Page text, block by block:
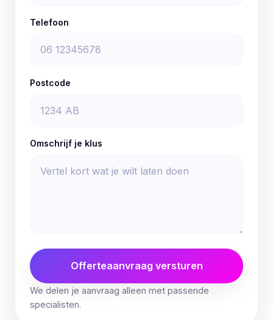
Telefoon
Postcode
Omschrijf je klus
Offerteaanvraag versturen
We delen je aanvraag alleen met passende
specialisten.